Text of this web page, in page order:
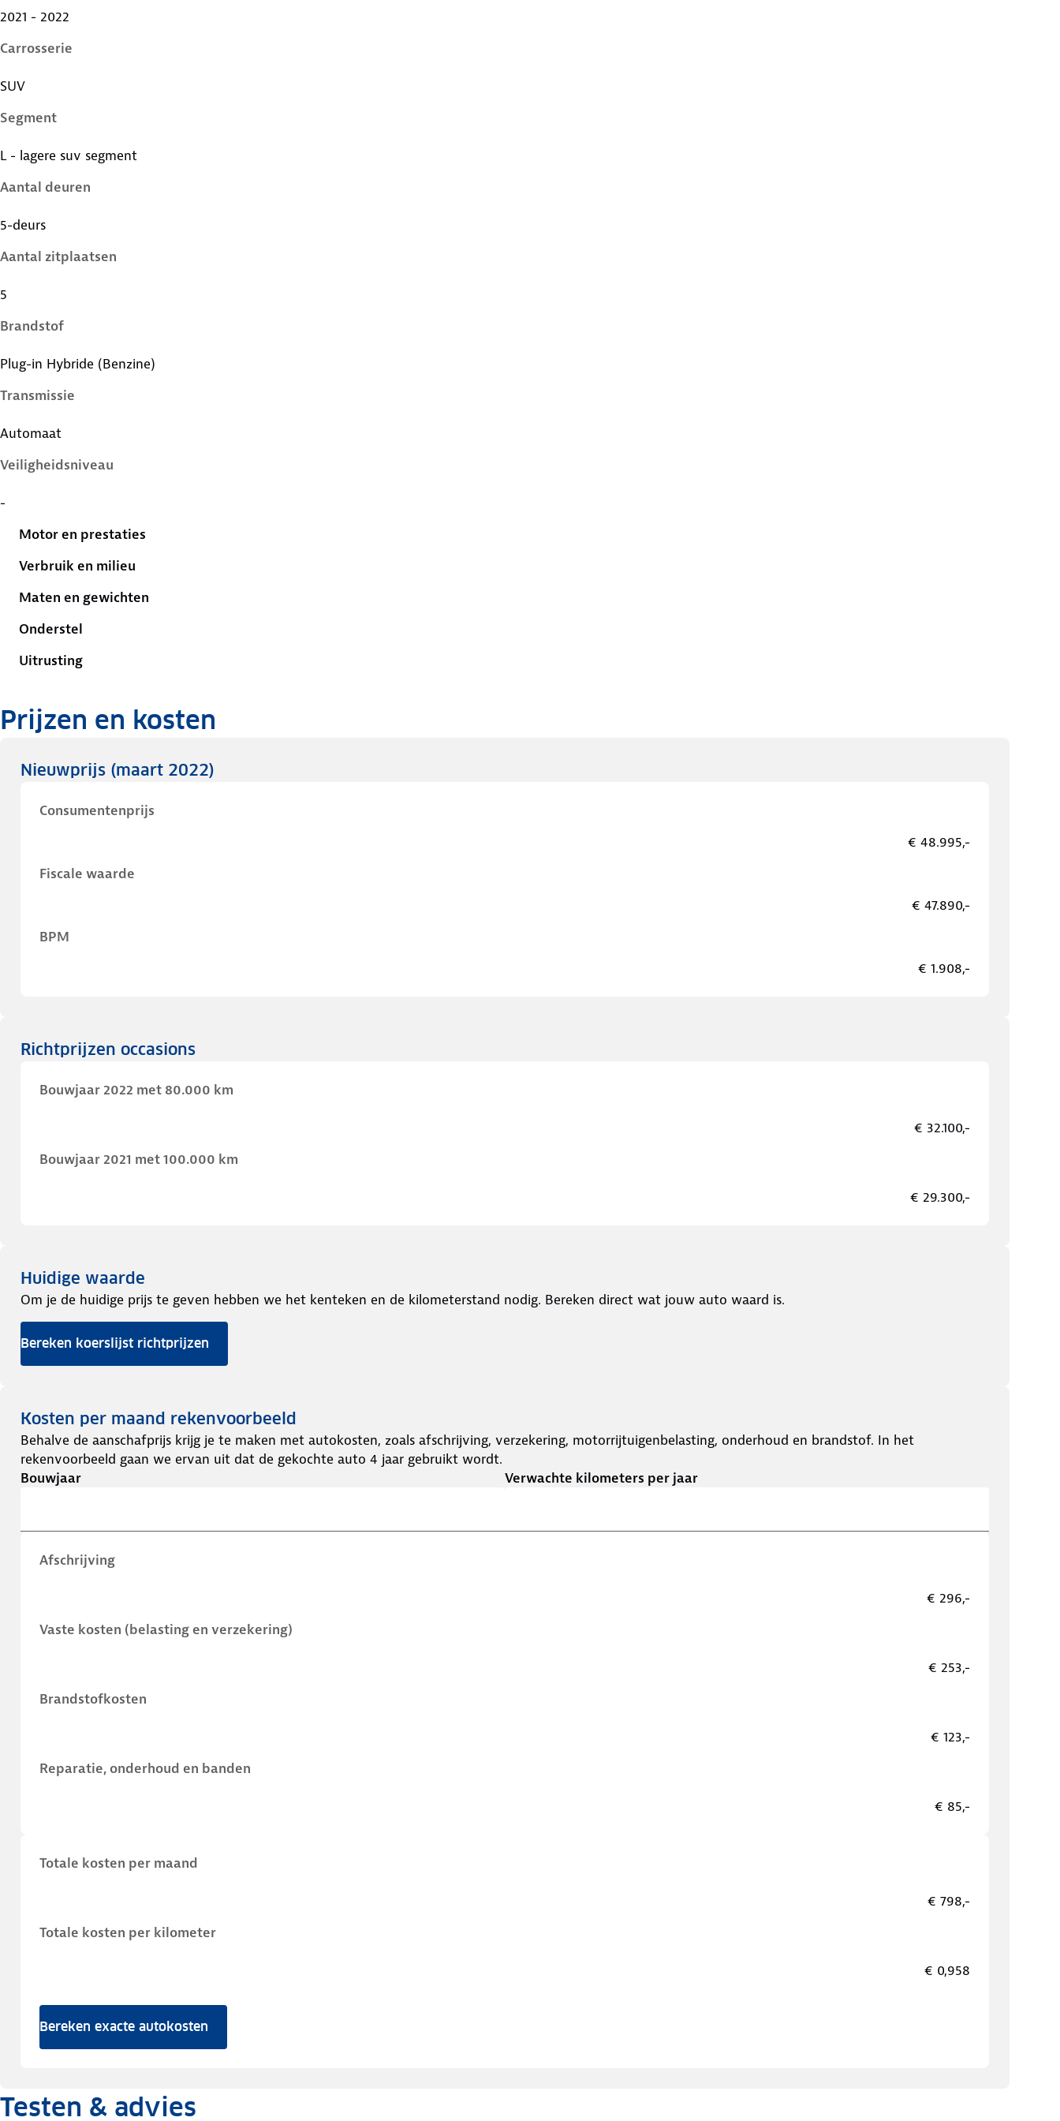
2021 - 2022
Carrosserie
SUV
Segment
L - lagere suv segment
Aantal deuren
5-deurs
Aantal zitplaatsen
5
Brandstof
Plug-in Hybride (Benzine)
Transmissie
Automaat
Veiligheidsniveau
-
Motor en prestaties
Verbruik en milieu
Maten en gewichten
Onderstel
Uitrusting
Prijzen en kosten
Nieuwprijs (maart 2022)
Consumentenprijs
€ 48.995,-
Fiscale waarde
€ 47.890,-
BPM
€ 1.908,-
Richtprijzen occasions
Bouwjaar 2022 met 80.000 km
€ 32.100,-
Bouwjaar 2021 met 100.000 km
€ 29.300,-
Huidige waarde
Om je de huidige prijs te geven hebben we het kenteken en de kilometerstand nodig. Bereken direct wat jouw auto waard is.
Bereken koerslijst richtprijzen
Kosten per maand rekenvoorbeeld
Behalve de aanschafprijs krijg je te maken met autokosten, zoals afschrijving, verzekering, motorrijtuigenbelasting, onderhoud en brandstof. In het
rekenvoorbeeld gaan we ervan uit dat de gekochte auto 4 jaar gebruikt wordt.
Bouwjaar
Verwachte kilometers per jaar
Afschrijving
€ 296,-
Vaste kosten (belasting en verzekering)
€ 253,-
Brandstofkosten
€ 123,-
Reparatie, onderhoud en banden
€ 85,-
Totale kosten per maand
€ 798,-
Totale kosten per kilometer
€ 0,958
Bereken exacte autokosten
Testen & advies